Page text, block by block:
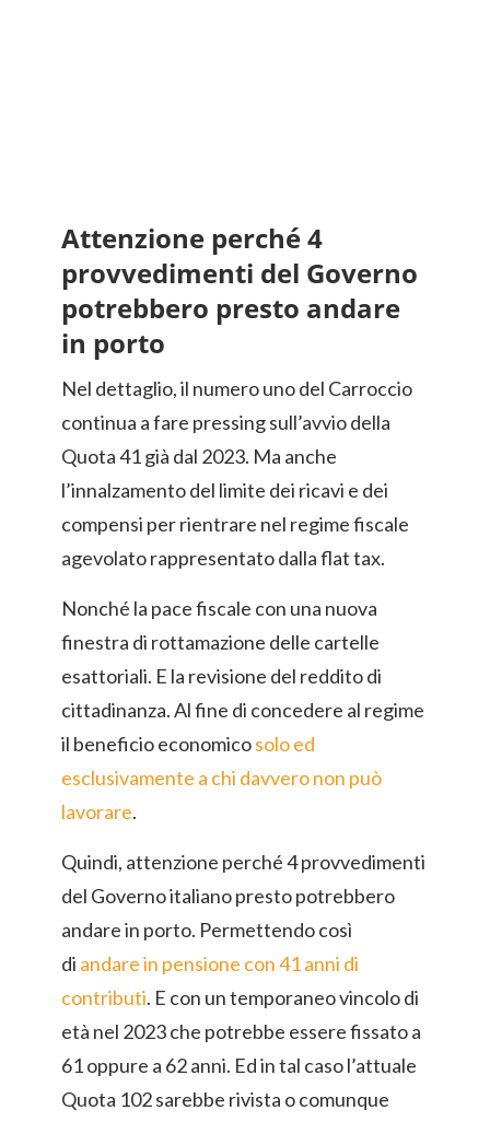
Attenzione perché 4
provvedimenti del Governo
potrebbero presto andare
in porto
Nel dettaglio, il numero uno del Carroccio
continua a fare pressing sull’avvio della
Quota 41 già dal 2023. Ma anche
l’innalzamento del limite dei ricavi e dei
compensi per rientrare nel regime fiscale
agevolato rappresentato dalla flat tax.
Nonché la pace fiscale con una nuova
finestra di rottamazione delle cartelle
esattoriali. E la revisione del reddito di
cittadinanza. Al fine di concedere al regime
il beneficio economicosolo ed
esclusivamente a chi davvero non può
lavorare.
Quindi, attenzione perché 4 provvedimenti
del Governo italiano presto potrebbero
andare in porto. Permettendo così
di andare in pensione con 41 anni di
contributi. E con un temporaneo vincolo di
età nel 2023 che potrebbe essere fissato a
61 oppure a 62 anni. Ed in tal caso l’attuale
Quota 102 sarebbe rivista o comunque